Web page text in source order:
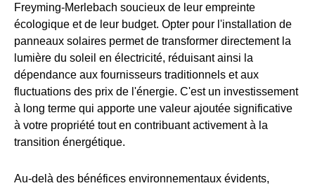
Freyming-Merlebach soucieux de leur empreinte
écologique et de leur budget. Opter pour l'installation de
panneaux solaires permet de transformer directement la
lumière du soleil en électricité, réduisant ainsi la
dépendance aux fournisseurs traditionnels et aux
fluctuations des prix de l'énergie. C'est un investissement
à long terme qui apporte une valeur ajoutée significative
à votre propriété tout en contribuant activement à la
transition énergétique.
Au-delà des bénéfices environnementaux évidents,